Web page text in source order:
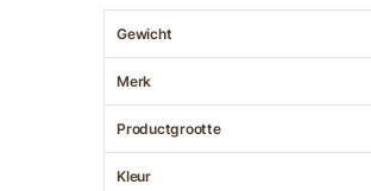
Gewicht
Merk
Productgrootte
Kleur